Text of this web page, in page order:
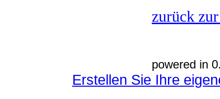
zurück
powered in
Erstellen Sie Ihre